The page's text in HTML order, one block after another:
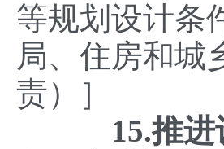
等规划设计条
局、住房和城
责）］
15.推进